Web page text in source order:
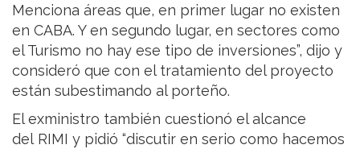
Menciona áreas que, en primer lugar no existen
en CABA. Y en segundo lugar, en sectores como
el Turismo no hay ese tipo de inversiones”, dijo y
consideró que con el tratamiento del proyecto
están subestimando al porteño.
El exministro también cuestionó el alcance
del RIMI y pidió “discutir en serio como hacemos